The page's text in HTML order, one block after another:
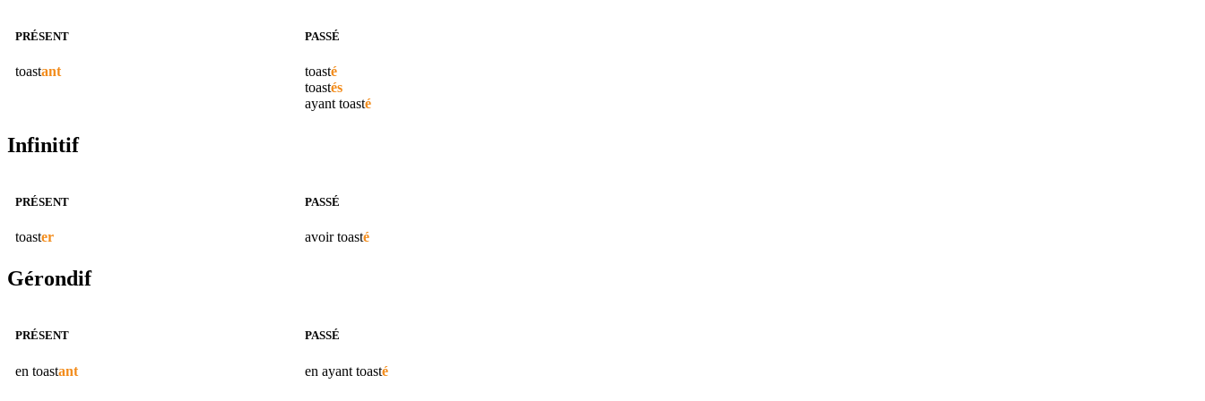
PRÉSENT
toastant
PASSÉ
toasté
toastés
ayant toasté
Infinitif
PRÉSENT
toaster
PASSÉ
avoirtoasté
Gérondif
PRÉSENT
en toastant
PASSÉ
en ayant toasté